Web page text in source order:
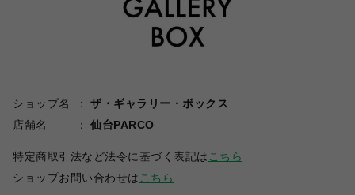
ショップ名
ザ・ギャラリー・ボックス
店舗名
仙台PARCO
特定商取引法など法令に基づく表記は こちら
ショップお問い合わせは こちら